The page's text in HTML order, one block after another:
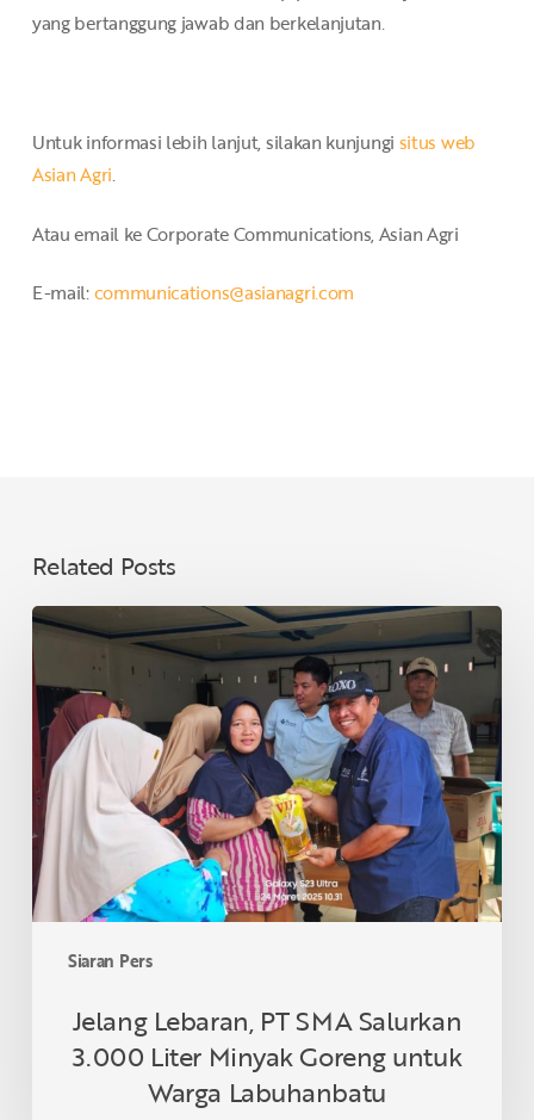
yang bertanggung jawab dan berkelanjutan.
Untuk informasi lebih lanjut, silakan kunjungi situs web
Asian Agri.
Atau email ke Corporate Communications, Asian Agri
E-mail:communications@asianagri.com
Related Posts
Siaran Pers
Jelang
Lebaran,
PT
SMA
Salurkan
3.000
Liter
Minyak
Goreng
untuk
Warga
Labuhanbatu
Jelang Lebaran, PT SMA Salurkan
3.000 Liter Minyak Goreng untuk
Warga Labuhanbatu